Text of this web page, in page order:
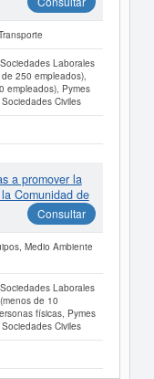
Laborales
250 empleados),
empleados), Pymes
Civiles
a promover la
Comunidad de
Consultar
Medio Ambiente
Laborales
de 10
físicas, Pymes
Civiles